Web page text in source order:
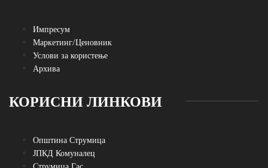
Импресум
Маркетинг/Ценовник
Услови за користење
Архива
КОРИСНИ ЛИНКОВИ
Општина Струмица
ЈПКД Комуналец